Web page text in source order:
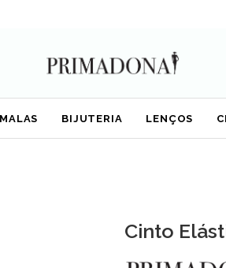
MALAS BIJUTERIA LENÇOS
Cinto